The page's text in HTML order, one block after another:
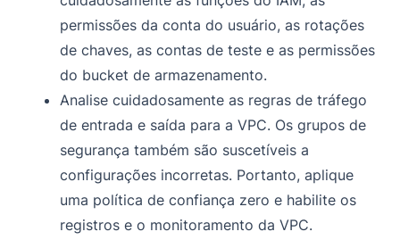
permissões da conta do usuário, as rotações
de chaves, as contas de teste e as permissões
do bucket de armazenamento.
Analise cuidadosamente as regras de tráfego
de entrada e saída para a VPC. Os grupos de
segurança também são suscetíveis a
configurações incorretas. Portanto, aplique
uma política de confiança zero e habilite os
registros e o monitoramento da VPC.